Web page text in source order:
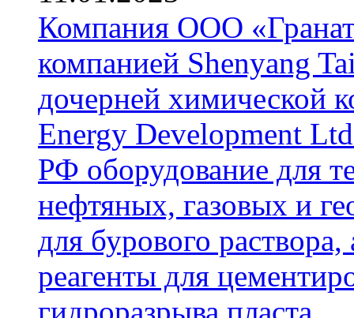
Компания ООО
компанией Shenyang
дочерней химической
Energy Development
РФ оборудование для
нефтяных, газовых и
для бурового
реагенты для
гидроразрыва пласта.